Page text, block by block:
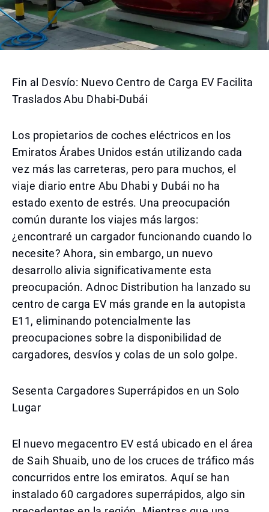
Fin al Desvío: Nuevo Centro de Carga EV Facilita
Traslados Abu Dhabi-Dubái
Los propietarios de coches eléctricos en los
Emiratos Árabes Unidos están utilizando cada
vez más las carreteras, pero para muchos, el
viaje diario entre Abu Dhabi y Dubái no ha
estado exento de estrés. Una preocupación
común durante los viajes más largos:
¿encontraré un cargador funcionando cuando lo
necesite? Ahora, sin embargo, un nuevo
desarrollo alivia significativamente esta
preocupación. Adnoc Distribution ha lanzado su
centro de carga EV más grande en la autopista
E11, eliminando potencialmente las
preocupaciones sobre la disponibilidad de
cargadores, desvíos y colas de un solo golpe.
Sesenta Cargadores Superrápidos en un Solo
Lugar
El nuevo megacentro EV está ubicado en el área
de Saih Shuaib, uno de los cruces de tráfico más
concurridos entre los emiratos. Aquí se han
instalado 60 cargadores superrápidos, algo sin